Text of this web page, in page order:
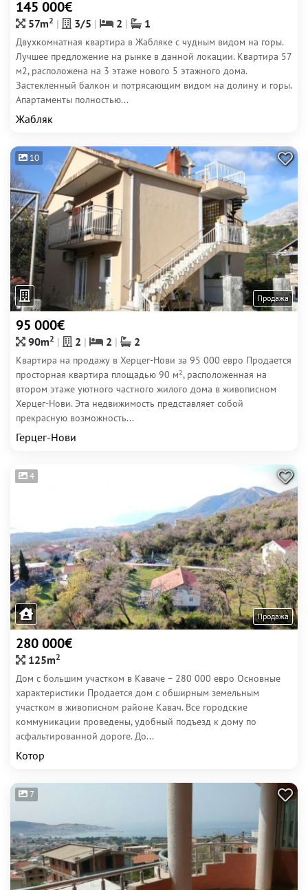
145 000€
57m2 3/5 2 1
Двухкомнатная квартира в Жабляке с чудным видом на горы.
Лучшее предложение на рынке в данной локации. Квартира 57
м2, расположена на 3 этаже нового 5 этажного дома.
Застекленный балкон и потрясающим видом на долину и горы.
Апартаменты полностью...
Жабляк
10
Продажа
95 000€
90m2 2 2 2
Квартира на продажу в Херцег-Нови за 95 000 евро Продается
просторная квартира площадью 90 м², расположенная на
втором этаже уютного частного жилого дома в живописном
Херцег-Нови. Эта недвижимость представляет собой
прекрасную возможность...
Герцег-Нови
4
Продажа
280 000€
125m2
Дом с большим участком в Каваче – 280 000 евро Основные
характеристики Продается дом с обширным земельным
участком в живописном районе Кавач. Все городские
коммуникации проведены, удобный подъезд к дому по
асфальтированной дороге. До...
Котор
7